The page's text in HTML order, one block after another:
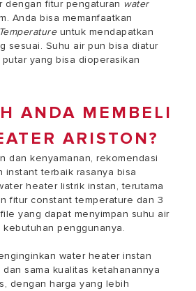
dengan fitur pengaturan water
Anda bisa memanfaatkan
untuk mendapatkan
sesuai. Suhu air pun bisa diatur
putar yang bisa dioperasikan
ANDA MEMBELI
ARISTON?
dan kenyamanan, rekomendasi
instant terbaik rasanya bisa
heater listrik instan, terutama
fitur constant temperature dan 3
yang dapat menyimpan suhu air
penggunanya.
water heater instan
sama kualitas ketahanannya
dengan harga yang lebih